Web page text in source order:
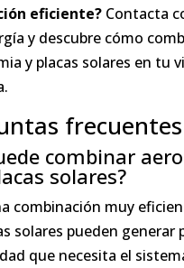
eficiente?Contacta
y descubre cómo
y placas solares en tu
frecuentes
combinar
solares?
combinación muy
solares pueden generar
que necesita el